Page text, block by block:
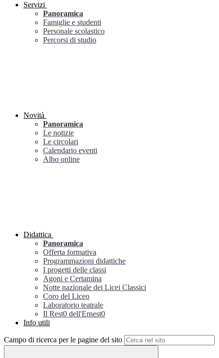
Servizi
Panoramica
Famiglie e studenti
Personale scolastico
Percorsi di studio
Novità
Panoramica
Le notizie
Le circolari
Calendario eventi
Albo online
Didattica
Panoramica
Offerta formativa
Programmazioni didattiche
I progetti delle classi
Agoni e Certamina
Notte nazionale dei Licei Classici
Coro del Liceo
Laboratorio teatrale
Il Rest0 dell'Ernest0
Info utili
Campo di ricerca per le pagine del sito